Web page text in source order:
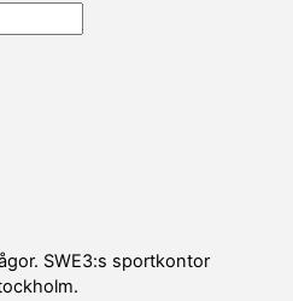
SWE3:s sportkontor